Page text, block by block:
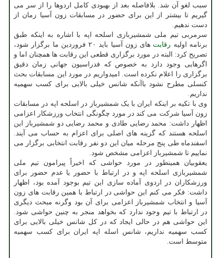
سبب لغو آن شد. بلافاصله بعد از بهبودی کامل اردوها را از سر می
گیریم تا بیشتر از این برای حضور در مسابقات زون آسیا زمان از
دست ندهیم.
سرمربی تیم ملی شمشیربازی اسلحه اپه با اشاره به اینکه طبق
برنامه اولیه رقابت
های زون آسیا باید ۲۰ فروردین ما برگزار شود،
تصریح کرد: البته در مورد برگزاری قطعی این رقابت ها همچنان اما و
اگرهایی وجود دارد به خصوص که فدراسیون جهانی زمان دقیق
برگزاری را اعلام نکرده است. امیدواریم در مورد این مسابقات بحث
کنسلی مطرح نشود باآنکه شانس خیلی بالایی برای کسب سهمیه
نداریم.
وی با تکیه بر اینکه ایران با یک شمشیرباز در اسلحه اپه در مسابقات
زون آسیا شرکت می کند در مورد چگونگی انتخاب ورزشکار اعزامی
اظهار داشت: محمد رضایی طادی و محمد رضایی دو شمشیرباز این
اسلحه هستند که گزینه های اصلی برای اعزام به حساب می آیند.
اسفندماه طی پنج مرحله میان این دو نفر رقابت انتخابی برگزار می
نماییم تا شمشیرباز اعزامی مشخص شود.
یعقوبیان همینطور در مورد حواشی که اخیراً پیرامون تیم ملی
شمشیربازی اسلحه اپه و در ارتباط با حضور یا عدم حضور برای
ورزشکاران در اردوی آماده سازی این تیم بوجود آمده بود، اظهار
داشت: فکر می کنم این حواشی در ارتباط با همین رقابت های زون
آسیا و انتخاب شمشیرباز اعزامی برای آن بود وگرنه مبحث دیگری
در ارتباط با تیم وجود ندارد که بخواهد منجر به چنین حواشی شود.
این حواشی هم در حالی ایجاد که در کل شانس خیلی بالایی برای
کسب سهمیه نداریم، شانس اسله اپه ایران برای کسب سهمیه
متوسط است.